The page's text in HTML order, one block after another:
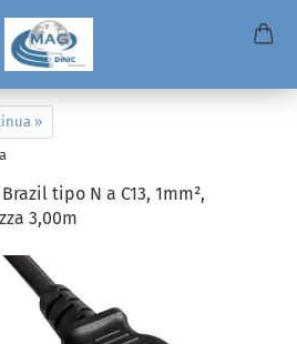
»
tipo N a C13, 1mm²,
3,00m